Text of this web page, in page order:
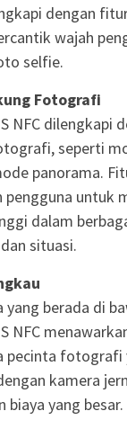
dengan
wajah
selfie.
Fotografi
NFC dilengkapi
seperti
panorama.
pengguna untuk
dalam
situasi.
yang berada di
NFC
pecinta fotografi
kamera
biaya yang besar.